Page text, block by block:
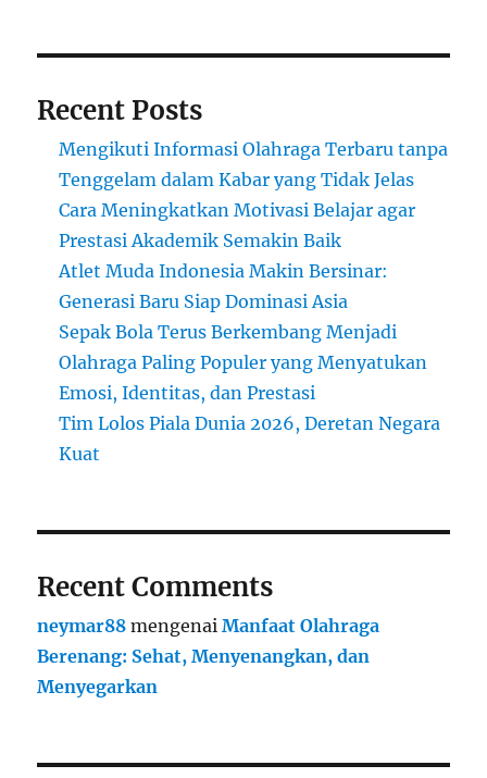
Makin
Recent Posts
Mengikuti Informasi Olahraga Terbaru tanpa
Tenggelam dalam Kabar yang Tidak Jelas
Cara Meningkatkan Motivasi Belajar agar
Prestasi Akademik Semakin Baik
Atlet Muda Indonesia Makin Bersinar:
Generasi Baru Siap Dominasi Asia
Sepak Bola Terus Berkembang Menjadi
Olahraga Paling Populer yang Menyatukan
Emosi, Identitas, dan Prestasi
Tim Lolos Piala Dunia 2026, Deretan Negara
Kuat
Recent Comments
neymar88 mengenaiManfaat Olahraga
Berenang: Sehat, Menyenangkan, dan
Menyegarkan